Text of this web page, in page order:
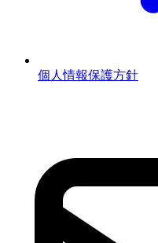
個人情報保護方針